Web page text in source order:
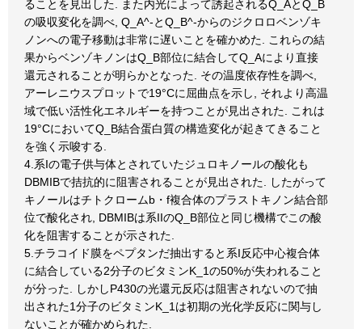
ることを見出した. また内光によって誘起されるQ_AとQ_B
の吸収変化を調べ, Q_A^-とQ_B^-からのジクロロベンゾキ
ノンへの電子移動は非常に遅いことを確かめた. これらの結
果からベンゾキノンはQ_B部位に結合してQ_Aにより直接
還元されることが明らかとなった. その温度依存性を調べ,
アーレニウスプロットで19°Cに屈曲点を示し, それより高温
域で低い活性化エネルギーを持つことが見出された. これは
19°CにおいてQ_B結合蛋白質の構造変化が起きてきること
を強く示唆する.
4.系Iの電子供与体とされていたジュロキノールの酸化も
DBMIBで拮抗的に阻害されることが見出された. したがって
キノールはチトクロームb・f複合体のプラストキノン結合部
位で酸化され, DBMIBは系IIのQ_B部位と同じ機構でこの酸
化を阻害することが示された.
5.チラコイド膜をペプタンだ抽出すると系I反応中心複合体
に結合している2分子のビタミンK_1の50%が失われること
が分った. しかしP430の光還元反応は阻害されないので抽
出された1分子のビタミンK_1は初期の光化学反応に関与し
ないことが確かめられた.